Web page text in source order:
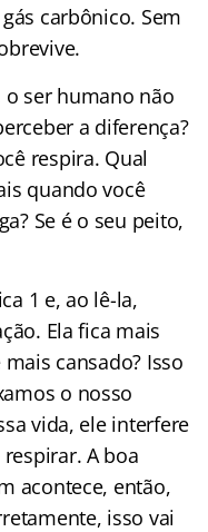
carbônico. Sem
o ser humano não
a diferença?
respira. Qual
quando você
Se é o seu peito,
1 e, ao lê-la,
Ela fica mais
cansado? Isso
o nosso
vida, ele interfere
A boa
acontece, então,
isso vai